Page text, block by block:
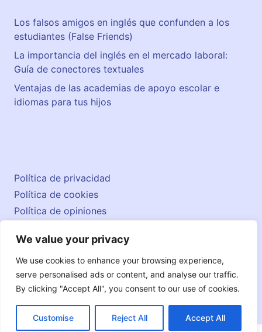
We value your privacy
We use cookies to enhance your browsing experience,
serve personalised ads or content, and analyse our traffic.
By clicking "Accept All", you consent to our use of cookies.
Customise Reject All Accept All
Los falsos amigos en inglés que confunden a los
estudiantes (False Friends)
La importancia del inglés en el mercado laboral:
Guía de conectores textuales
Ventajas de las academias de apoyo escolar e
idiomas para tus hijos
© 2026 englishatlas.es
Política de privacidad
Política de cookies
Política de opiniones
Contacto